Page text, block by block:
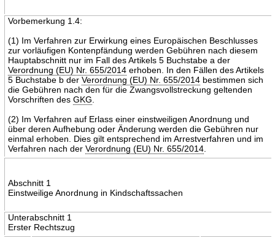
Vorbemerkung 1.4:
(1) Im Verfahren zur Erwirkung eines Europäischen Beschlusses
zur vorläufigen Kontenpfändung werden Gebühren nach diesem
Hauptabschnitt nur im Fall des Artikels 5 Buchstabe a der
Verordnung (EU) Nr. 655/2014erhoben. In den Fällen des Artikels
5 Buchstabe b der Verordnung (EU) Nr. 655/2014bestimmen sich
die Gebühren nach den für die Zwangsvollstreckung geltenden
Vorschriften des GKG
(2) Im Verfahren auf Erlass einer einstweiligen Anordnung und
über deren Aufhebung oder Änderung werden die Gebühren nur
einmal erhoben. Dies gilt entsprechend im Arrestverfahren und im
Verfahren nach der Verordnung (EU) Nr. 655/2014.
Abschnitt 1
Einstweilige Anordnung in Kindschaftssachen
Unterabschnitt 1
Erster Rechtszug